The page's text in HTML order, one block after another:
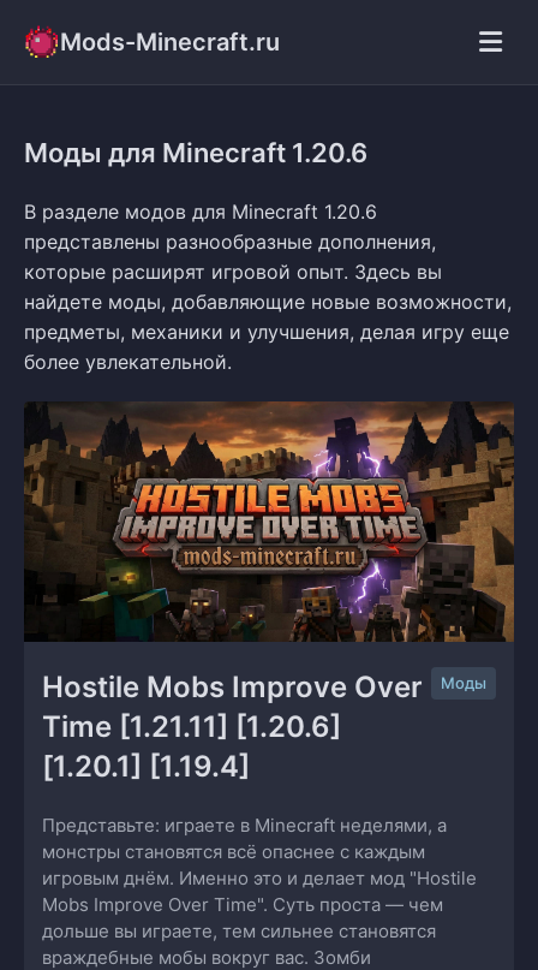
Mods-Minecraft.ru
Моды для Minecraft 1.20.6
В разделе модов для Minecraft 1.20.6
представлены разнообразные дополнения,
которые расширят игровой опыт. Здесь вы
найдете моды, добавляющие новые возможности,
предметы, механики и улучшения, делая игру еще
более увлекательной.
Hostile Mobs Improve Over
Time [1.21.11] [1.20.6]
[1.20.1] [1.19.4]
Моды
Представьте: играете в Minecraft неделями, а
монстры становятся всё опаснее с каждым
игровым днём. Именно это и делает мод "Hostile
Mobs Improve Over Time". Суть проста — чем
дольше вы играете, тем сильнее становятся
враждебные мобы вокруг вас. Зомби